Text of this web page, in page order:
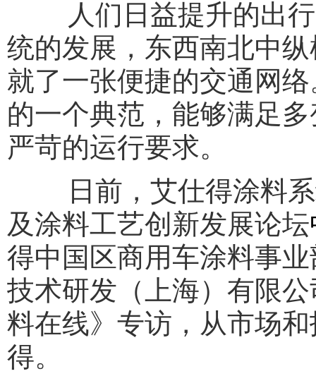
人们日益提升的出行
统的发展，东西南北中
就了一张便捷的交通网
的一个典范，能够满足
严苛的运行要求。
日前，艾仕得涂料系
及涂料工艺创新发展论坛
得中国区商用车涂料事
技术研发（上海）有限
料在线》专访，从市场
得。